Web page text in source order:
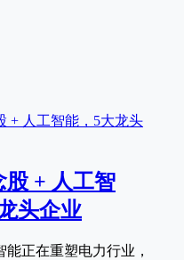
股 + 人工智
头企业
能正在重塑电力行业，